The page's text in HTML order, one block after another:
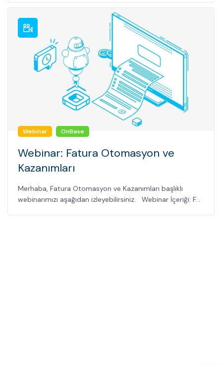
Webinar OnBase
Webinar: Fatura Otomasyon ve
Kazanımları
Merhaba, Fatura Otomasyon ve Kazanımları başlıklı
webinarımızı aşağıdan izleyebilirsiniz. Webinar İçeriği: F...